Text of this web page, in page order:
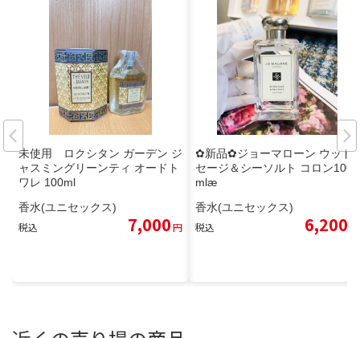
未使用 ロクシタン ガーデン ジ
ャスミングリーンティ オードト
ワレ 100ml
香水(ユニセックス)
税込 7,000円
✿新品✿ジョーマローン ウッド
セージ＆シーソルト コロン100
mlæ
香水(ユニセックス)
税込 6,200